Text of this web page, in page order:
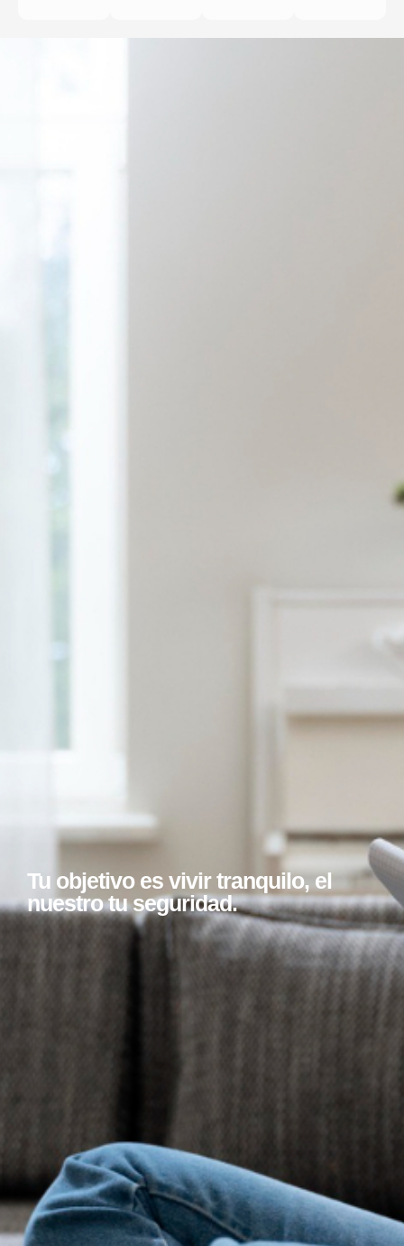
Tu objetivo es vivir tranquilo, el
nuestro tu seguridad.